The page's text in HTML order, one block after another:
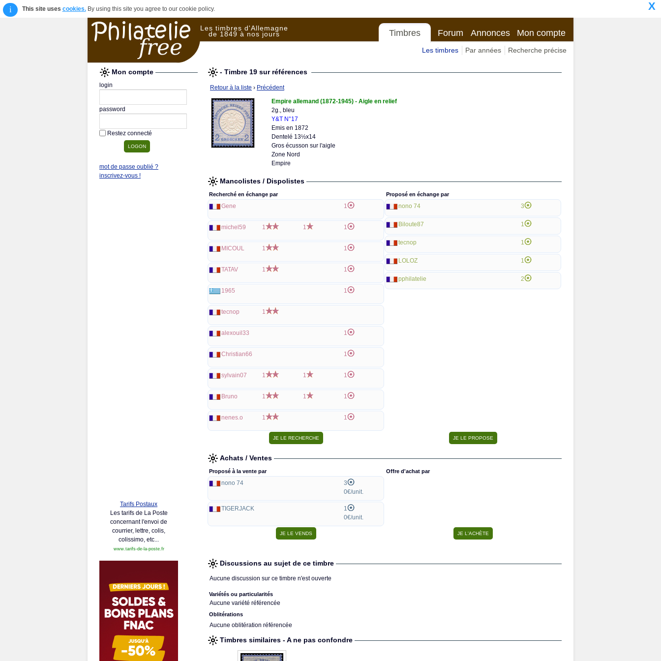
i This site uses cookies.By using this site you agree to our cookie policy. X
Les timbres d'Allemagne
de 1849 à nos jours Timbres Forum Annonces Mon compte
Les timbres Par années Recherche précise
Mon compte
login
password
Restez connecté
mot de passe oublié ?
inscrivez-vous !
Tarifs Postaux
Les tarifs de La Poste
concernant l'envoi de
courrier, lettre, colis,
colissimo, etc...
www.tarifs-de-la-poste.fr
- Timbre 19 sur références
Retour à la liste › Précédent
Empire allemand (1872-1945) - Aigle en relief
2g., bleu
Y&T N°17
Emis en 1872
Dentelé 13½x14
Gros écusson sur l'aigle
Zone Nord
Empire
Mancolistes / Dispolistes
Recherché en échange par
Gene 1
michel59 1 1 1
MICOUL 1 1
TATAV 1 1
1965 1
tecnop 1
alexouil33 1
Christian66 1
sylvain07 1 1 1
Bruno 1 1 1
nenes.o 1 1
Proposé en échange par
nono 74 3
Biloute87 1
tecnop 1
LOLOZ 1
pphilatelie 2
Achats / Ventes
Proposé à la vente par
nono 74
3
0€/unit.
TIGERJACK
1
0€/unit.
Offre d'achat par
Discussions au sujet de ce timbre
Aucune discussion sur ce timbre n'est ouverte
Variétés ou particularités
Aucune variété référencée
Oblitérations
Aucune oblitération référencée
Timbres similaires - A ne pas confondre